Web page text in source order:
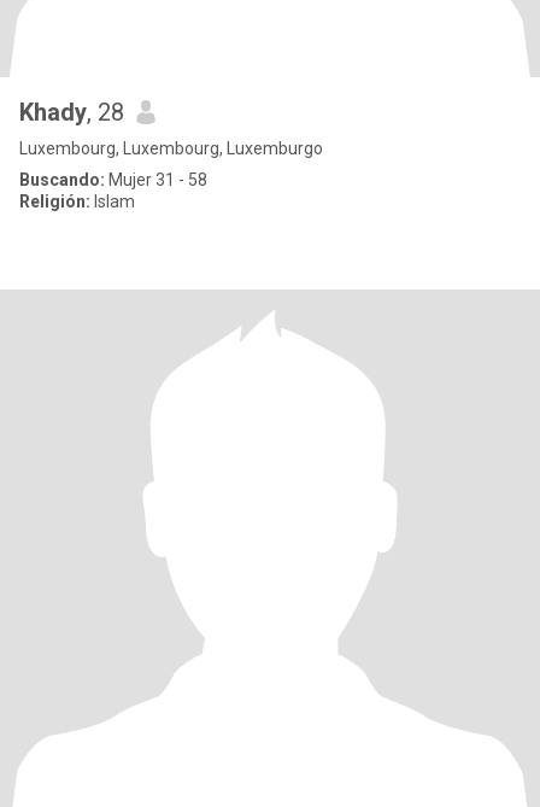
Khady, 28
Luxembourg, Luxembourg, Luxemburgo
Buscando: Mujer 31 - 58
Religión: Islam